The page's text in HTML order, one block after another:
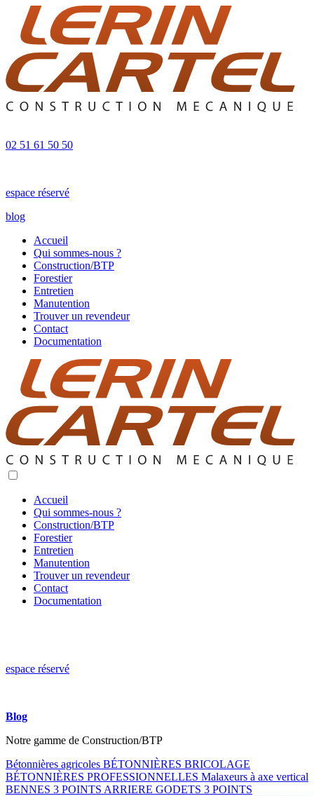
02 51 61 50 50
espace réservé
blog
Accueil
Qui sommes-nous ?
Construction/BTP
Forestier
Entretien
Manutention
Trouver un revendeur
Contact
Documentation
Accueil
Qui sommes-nous ?
Construction/BTP
Forestier
Entretien
Manutention
Trouver un revendeur
Contact
Documentation
espace réservé
Blog
Notre gamme de Construction/BTP
Bétonnières agricoles BÉTONNIÈRES BRICOLAGE
BÉTONNIÈRES PROFESSIONNELLES Malaxeurs à axe vertical
BENNES 3 POINTS ARRIERE GODETS 3 POINTS